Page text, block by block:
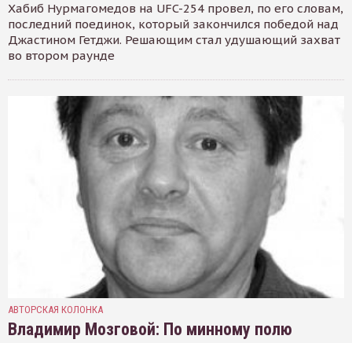
Хабиб Нурмагомедов на UFC-254 провел, по его словам,
последний поединок, который закончился победой над
Джастином Гетджи. Решающим стал удушающий захват
во втором раунде
АВТОРСКАЯ КОЛОНКА
Владимир Мозговой: По минному полю